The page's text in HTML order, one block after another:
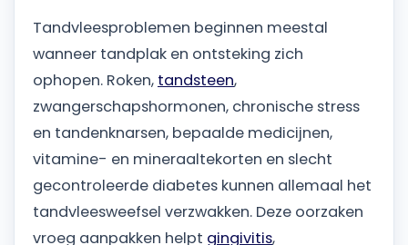
Tandvleesproblemen beginnen meestal
wanneer tandplak en ontsteking zich
ophopen. Roken, tandsteen,
zwangerschapshormonen, chronische stress
en tandenknarsen, bepaalde medicijnen,
vitamine- en mineraaltekorten en slecht
gecontroleerde diabetes kunnen allemaal het
tandvleesweefsel verzwakken. Deze oorzaken
vroeg aanpakken helpt gingivitis,